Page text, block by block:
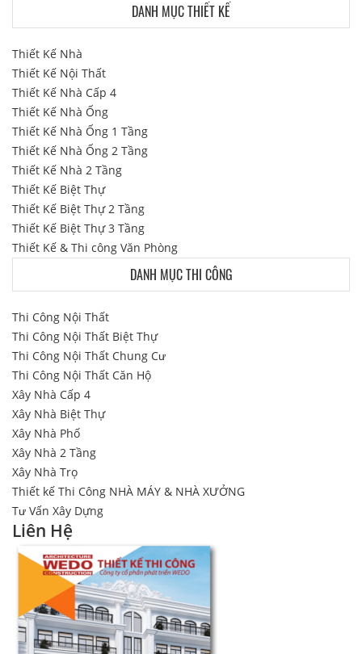
DANH MỤC THIẾT KẾ
Thiết Kế Nhà
Thiết Kế Nội Thất
Thiết Kế Nhà Cấp 4
Thiết Kế Nhà Ống
Thiết Kế Nhà Ống 1 Tầng
Thiết Kế Nhà Ống 2 Tầng
Thiết Kế Nhà 2 Tầng
Thiết Kế Biệt Thự
Thiết Kế Biệt Thự 2 Tầng
Thiết Kế Biệt Thự 3 Tầng
Thiết Kế & Thi công Văn Phòng
DANH MỤC THI CÔNG
Thi Công Nội Thất
Thi Công Nội Thất Biệt Thự
Thi Công Nội Thất Chung Cư
Thi Công Nội Thất Căn Hộ
Xây Nhà Cấp 4
Xây Nhà Biệt Thự
Xây Nhà Phố
Xây Nhà 2 Tầng
Xây Nhà Trọ
Thiết kế Thi Công NHÀ MÁY & NHÀ XƯỞNG
Tư Vấn Xây Dựng
Liên Hệ